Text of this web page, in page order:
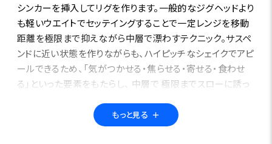
シンカーを挿入してリグを作ります。一般的なジグヘッドより
も軽いウエイトでセッテイングすることで一定レンジを移動
距離を極限まで抑えながら中層で漂わすテクニック。サスペ
ンドに近い状態を作りながらも、ハイピッチなシェイクでアピ
ールできるため、「気がつかせる・焦らせる・寄せる・食わせ
る」といった要素をもたらし、 中層で 極限までスローに誘っ
もっと見る ＋